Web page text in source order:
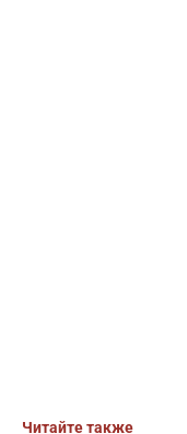
Читайте также